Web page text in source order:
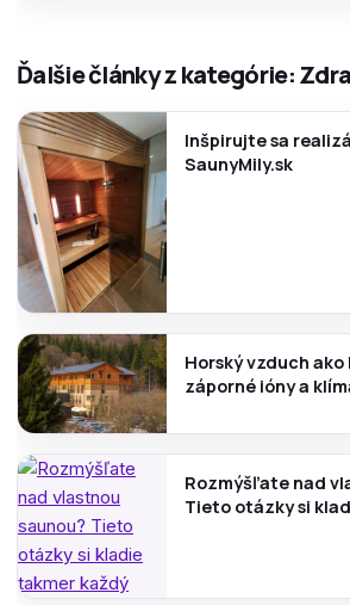
Ďalšie články z kategórie:
Inšpirujte sa
SaunyMily.sk
Horský vzduch
záporné ióny a
Rozmýšľate nad
Tieto otázky si